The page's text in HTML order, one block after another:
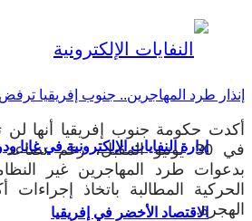
إدارة النفايات الإلكترونية في
الاقتصاد الأخضر في إفريقيا
إنذار طرد المهاجرين.. جنوب إفريقيا ترفض
أكدت حكومة جنوب إفريقيا أنها لن
في 30 يونيو المقبل، رغم تصاعد
بدعوات طرد المهاجرين غير
الحركية المطالبة باتخاذ
الهجرة.